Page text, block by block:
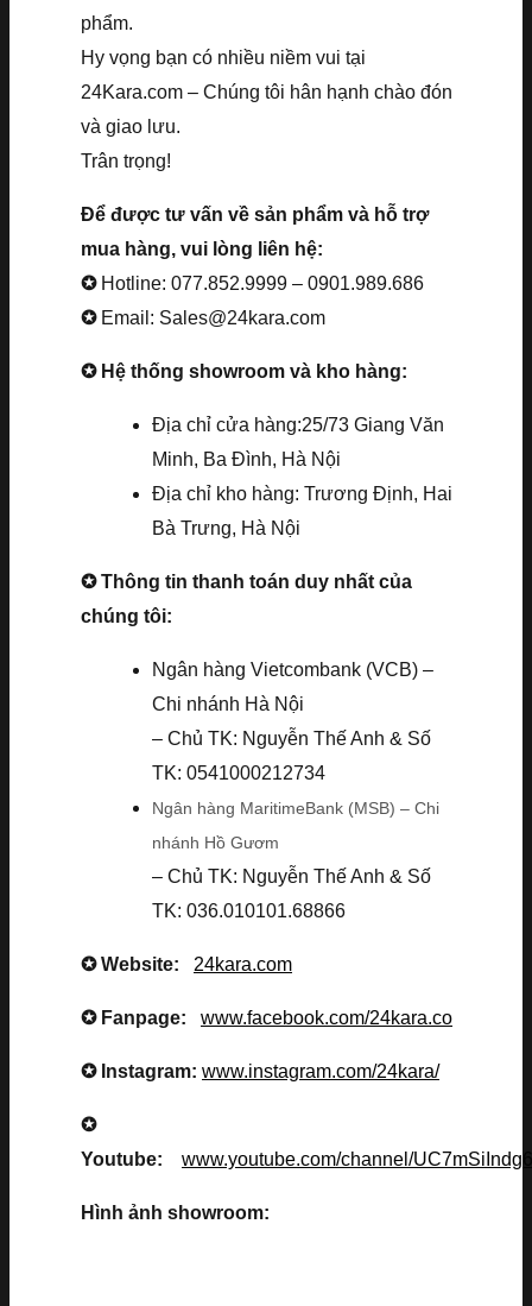
phẩm.
Hy vọng bạn có nhiều niềm vui tại
24Kara.com – Chúng tôi hân hạnh chào đón
và giao lưu.
Trân trọng!
Để được tư vấn về sản phẩm và hỗ trợ
mua hàng, vui lòng liên hệ:
✪ Hotline: 077.852.9999 – 0901.989.686
✪ Email: Sales@24kara.com
✪ Hệ thống showroom và kho hàng:
Địa chỉ cửa hàng:25/73 Giang Văn
Minh, Ba Đình, Hà Nội
Địa chỉ kho hàng: Trương Định, Hai
Bà Trưng, Hà Nội
✪ Thông tin thanh toán duy nhất của
chúng tôi:
Ngân hàng Vietcombank (VCB) –
Chi nhánh Hà Nội
– Chủ TK: Nguyễn Thế Anh & Số
TK: 0541000212734
Ngân hàng MaritimeBank (MSB) – Chi
nhánh Hồ Gươm
– Chủ TK: Nguyễn Thế Anh & Số
TK: 036.010101.68866
✪ Website: 24kara.com
✪ Fanpage: www.facebook.com/24kara.co
✪ Instagram: www.instagram.com/24kara/
✪
Youtube: www.youtube.com/channel/
Hình ảnh showroom: